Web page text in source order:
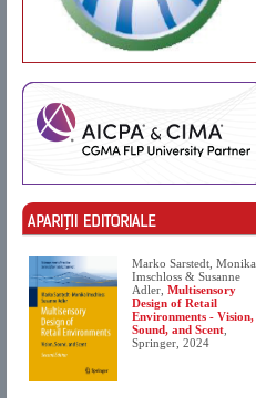
Marko Sarstedt, Monika
Imschloss & Susanne
Adler, Multisensory
Design of Retail
Environments - Vision,
Sound, and Scent
Springer, 2024